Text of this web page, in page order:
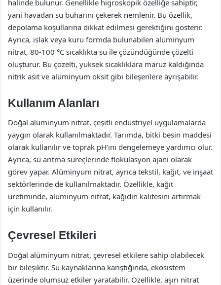
halinde bulunur. Genellikle higroskopik özelliğe sahiptir,
yani havadan su buharını çekerek nemlenir. Bu özellik,
depolama koşullarına dikkat edilmesi gerektiğini gösterir.
Ayrıca, ıslak veya kuru formda bulunabilen alüminyum
nitrat, 80-100 °C sıcaklıkta su ile çözündüğünde çözelti
oluşturur. Bu çözelti, yüksek sıcaklıklara maruz kaldığında
nitrik asit ve alüminyum oksit gibi bileşenlere ayrışabilir.
Kullanım Alanları
Doğal alüminyum nitrat, çeşitli endüstriyel uygulamalarda
yaygın olarak kullanılmaktadır. Tarımda, bitki besin maddesi
olarak kullanılır ve toprak pH’ını dengelemeye yardımcı olur.
Ayrıca, su arıtma süreçlerinde flokülasyon ajanı olarak
görev yapar. Alüminyum nitrat, ayrıca tekstil, kağıt, ve inşaat
sektörlerinde de kullanılmaktadır. Özellikle, kağıt
üretiminde, alüminyum nitrat, kağıdın kalitesini artırmak
için kullanılır.
Çevresel Etkileri
Doğal alüminyum nitrat, çevresel etkilere sahip olabilecek
bir bileşiktir. Su kaynaklarına karıştığında, ekosistem
üzerinde olumsuz etkiler yaratabilir. Özellikle, aşırı nitrat